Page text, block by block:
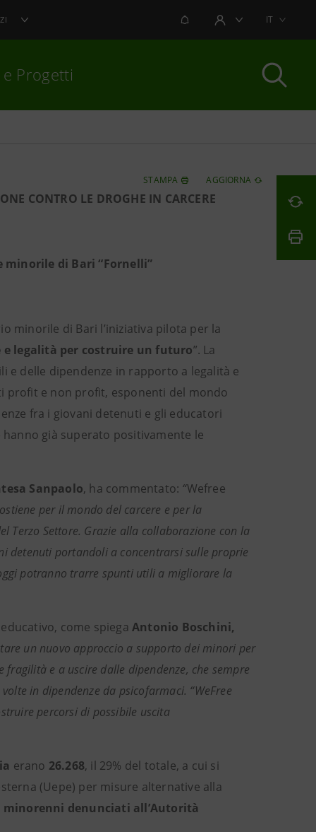
NOTIFICHEAREA UTENTEIT
e Progetti
STAMPA AGGIORNA
CONTRO LE DROGHE IN CARCERE
di Bari “Fornelli”
minorile di Bari l’iniziativa pilota per la
e legalità per costruire un futuro”. La
e delle dipendenze in rapporto a legalità e
profit e non profit, esponenti del mondo
fra i giovani detenuti e gli educatori
già superato positivamente le
Sanpaolo, ha commentato: “Wefree
per il mondo del carcere e per la
Terzo Settore. Grazie alla collaborazione con la
detenuti portandoli a concentrarsi sulle proprie
potranno trarre spunti utili a migliorare la
come spiega Antonio Boschini,
un nuovo approccio a supporto dei minori per
e a uscire dalle dipendenze, che sempre
in dipendenze da psicofarmaci. “WeFree
percorsi di possibile uscita
erano 26.268, il 29% del totale, a cui si
(Uepe) per misure alternative alla
minorenni denunciati all’Autorità